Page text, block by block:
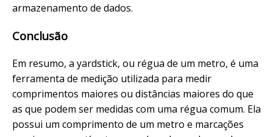
armazenamento de dados.
Conclusão
Em resumo, a yardstick, ou régua de um metro, é uma
ferramenta de medição utilizada para medir
comprimentos maiores ou distâncias maiores do que
as que podem ser medidas com uma régua comum. Ela
possui um comprimento de um metro e marcações